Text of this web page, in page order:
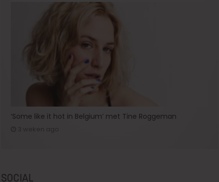
‘Some like it hot in Belgium’ met Tine Roggeman
SOCIAL